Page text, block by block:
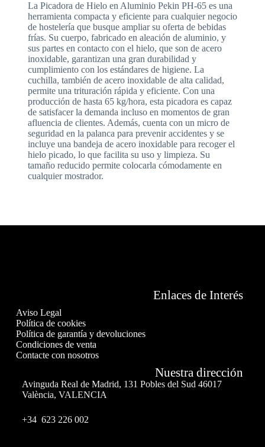
La Picadora de Hielo en Aluminio Pekin PH-65 es una
herramienta compacta y eficiente para cualquier negocio
de hostelería que busque ampliar su oferta de bebidas
frías. Su cuerpo, fabricado en aleación de aluminio, y
sus partes en contacto con el hielo, que son de acero
inoxidable, garantizan una gran durabilidad y
cumplimiento con los estándares de higiene. La
cuchilla, también de acero inoxidable de alta calidad,
permite una trituración rápida y eficiente. Con una
producción de hasta 65 kg/hora, esta picadora es capaz
de satisfacer la demanda incluso en momentos de gran
afluencia de clientes. Además, cuenta con un micro de
seguridad en la palanca para prevenir accidentes y se
incluye una bandeja de acero inoxidable para recoger el
hielo picado, lo que facilita su uso y limpieza. Su
tamaño reducido permite colocarla cómodamente en
cualquier mostrador.
Enlaces de Interés
Aviso Legal
Política de cookies
Política de garantía y devoluciones
Condiciones de venta
Contacte con nosotros
Nuestra dirección
Avinguda Real de Madrid, 131 Pobles del Sud 46017
València, VALENCIA
+34 623 226 002